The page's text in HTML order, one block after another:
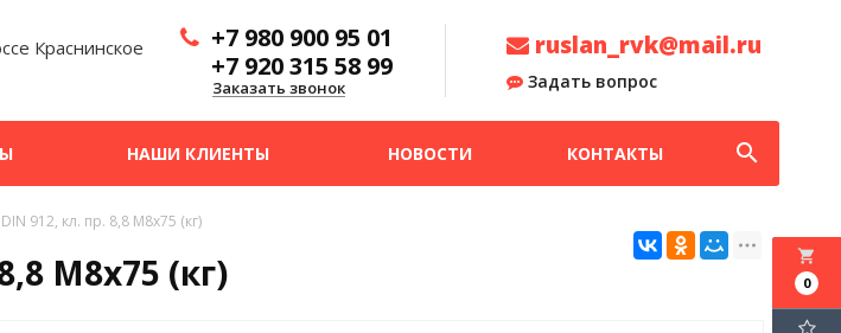
Краснинское
+7 980 900 95 01
+7 920 315 58 99
Заказать звонок
ruslan_rvk@mail.ru
Задать вопрос
НАШИ КЛИЕНТЫ НОВОСТИ КОНТАКТЫ search
912, кл. пр. 8,8 М8х75 (кг)
М8х75 (кг) local_grocery_store
0